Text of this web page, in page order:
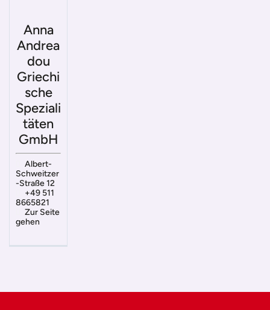
Anna
Andrea
dou
Griechi
sche
Speziali
täten
GmbH
Albert-
Schweitzer
-Straße 12
+49 511
8665821
Zur Seite
gehen